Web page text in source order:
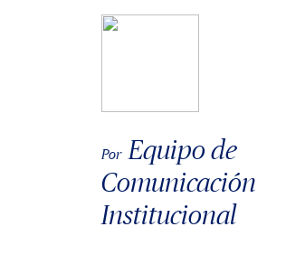
Por Equipo de
Comunicación
Institucional